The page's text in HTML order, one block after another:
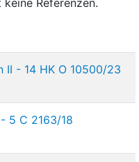
II - 14 HK O 10500/23
5 C 2163/18